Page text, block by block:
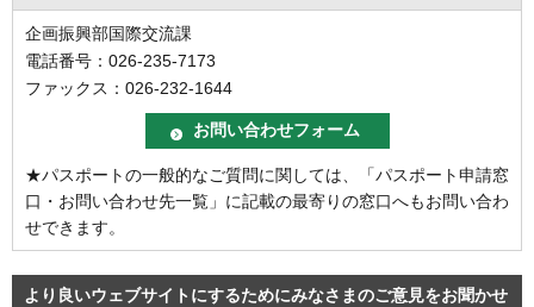
企画振興部国際交流課
電話番号：026-235-7173
ファックス：026-232-1644
★パスポートの一般的なご質問に関しては、「パスポート申請窓
口・お問い合わせ先一覧」に記載の最寄りの窓口へもお問い合わ
せできます。
より良いウェブサイトにするためにみなさまのご意見をお聞かせ